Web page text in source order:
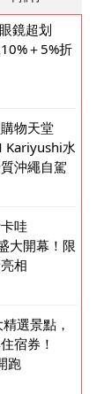
鏡超划
＋5%折
物天堂
Kariyushi水
沖繩自駕
哇
大開幕！限
相
選景點，
宿券！
跑